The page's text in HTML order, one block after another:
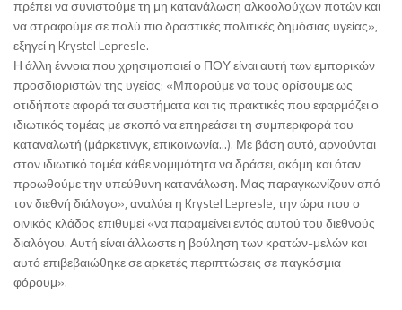
πρέπει να συνιστούμε τη μη κατανάλωση αλκοολούχων ποτών και
να στραφούμε σε πολύ πιο δραστικές πολιτικές δημόσιας υγείας»,
εξηγεί η Krystel Lepresle.
Η άλλη έννοια που χρησιμοποιεί ο ΠΟΥ είναι αυτή των εμπορικών
προσδιοριστών της υγείας: «Μπορούμε να τους ορίσουμε ως
οτιδήποτε αφορά τα συστήματα και τις πρακτικές που εφαρμόζει ο
ιδιωτικός τομέας με σκοπό να επηρεάσει τη συμπεριφορά του
καταναλωτή (μάρκετινγκ, επικοινωνία...). Με βάση αυτό, αρνούνται
στον ιδιωτικό τομέα κάθε νομιμότητα να δράσει, ακόμη και όταν
προωθούμε την υπεύθυνη κατανάλωση. Μας παραγκωνίζουν από
τον διεθνή διάλογο», αναλύει η Krystel Lepresle, την ώρα που ο
οινικός κλάδος επιθυμεί «να παραμείνει εντός αυτού του διεθνούς
διαλόγου. Αυτή είναι άλλωστε η βούληση των κρατών-μελών και
αυτό επιβεβαιώθηκε σε αρκετές περιπτώσεις σε παγκόσμια
φόρουμ».